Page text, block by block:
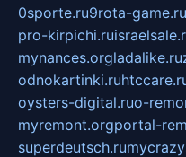
0sporte.ru9rota-game.ru
pro-kirpichi.ru
mynances.orgladalike.ru
odnokartinki.ru
oysters-digital.ruo-
myremont.orgportal-
superdeutsch.ru